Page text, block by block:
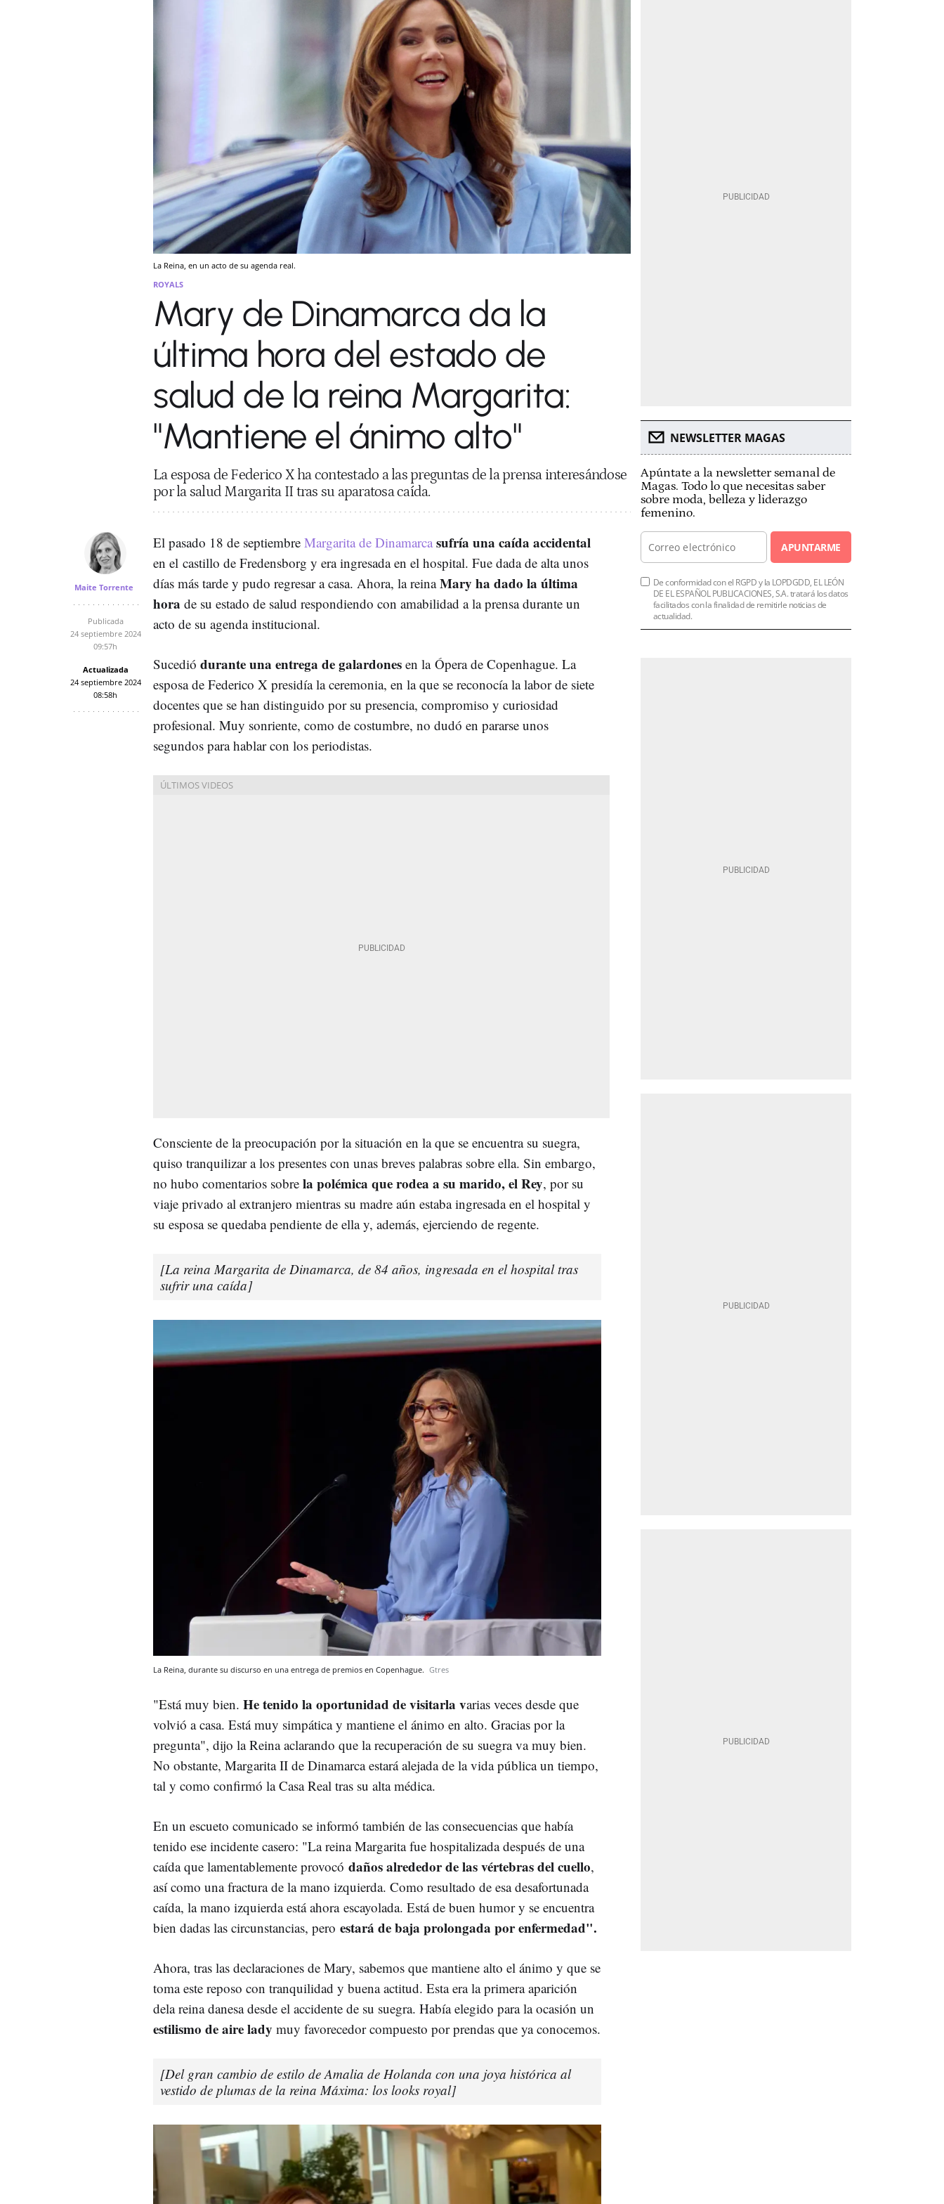
La Reina, en un acto de su agenda real.
ROYALS
Mary de Dinamarca da la
última hora del estado de
salud de la reina Margarita:
"Mantiene el ánimo alto"
La esposa de Federico X ha contestado a las preguntas de la prensa interesándose
por la salud Margarita II tras su aparatosa caída.
Maite Torrente
Publicada
24 septiembre 2024
09:57h
Actualizada
24 septiembre 2024
08:58h
El pasado 18 de septiembre Margarita de Dinamarca sufría una caída accidental
en el castillo de Fredensborg y era ingresada en el hospital. Fue dada de alta unos
días más tarde y pudo regresar a casa. Ahora, la reinaMary ha dado la última
hora de su estado de salud respondiendo con amabilidad a la prensa durante un
acto de su agenda institucional.
Sucedió durante una entrega de galardones en la Ópera de Copenhague. La
esposa de Federico X presidía la ceremonia, en la que se reconocía la labor de siete
docentes que se han distinguido por su presencia, compromiso y curiosidad
profesional. Muy sonriente, como de costumbre, no dudó en pararse unos
segundos para hablar con los periodistas.
Consciente de la preocupación por la situación en la que se encuentra su suegra,
quiso tranquilizar a los presentes con unas breves palabras sobre ella. Sin embargo,
no hubo comentarios sobre la polémica que rodea a su marido, el Rey, por su
viaje privado al extranjero mientras su madre aún estaba ingresada en el hospital y
su esposa se quedaba pendiente de ella y, además, ejerciendo de regente.
[La reina Margarita de Dinamarca, de 84 años, ingresada en el hospital tras
sufrir una caída]
La Reina, durante su discurso en una entrega de premios en Copenhague. Gtres
"Está muy bien. He tenido la oportunidad de visitarla varias veces desde que
volvió a casa. Está muy simpática y mantiene el ánimo en alto. Gracias por la
pregunta", dijo la Reina aclarando que la recuperación de su suegra va muy bien.
No obstante, Margarita II de Dinamarca estará alejada de la vida pública un tiempo,
tal y como confirmó la Casa Real tras su alta médica.
En un escueto comunicado se informó también de las consecuencias que había
tenido ese incidente casero: "La reina Margarita fue hospitalizada después de una
caída que lamentablemente provocó daños alrededor de las vértebras del cuello,
así como una fractura de la mano izquierda. Como resultado de esa desafortunada
caída, la mano izquierda está ahora escayolada. Está de buen humor y se encuentra
bien dadas las circunstancias, pero estará de baja prolongada por enfermedad".
Ahora, tras las declaraciones de Mary, sabemos que mantiene alto el ánimo y que se
toma este reposo con tranquilidad y buena actitud. Esta era la primera aparición
dela reina danesa desde el accidente de su suegra. Había elegido para la ocasión un
estilismo de aire lady muy favorecedor compuesto por prendas que ya conocemos.
[Del gran cambio de estilo de Amalia de Holanda con una joya histórica al
vestido de plumas de la reina Máxima: los looks royal]
NEWSLETTER MAGAS
Apúntate a la newsletter semanal de
Magas. Todo lo que necesitas saber
sobre moda, belleza y liderazgo
femenino.
APUNTARME
De conformidad con el RGPD y la LOPDGDD, EL LEÓN
DE EL ESPAÑOL PUBLICACIONES, S.A. tratará los datos
facilitados con la finalidad de remitirle noticias de
actualidad.